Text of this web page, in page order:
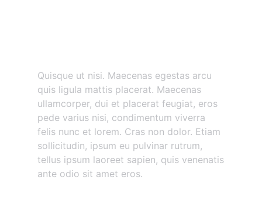
Quisque ut nisi. Maecenas egestas arcu
quis ligula mattis placerat. Maecenas
ullamcorper, dui et placerat feugiat, eros
pede varius nisi, condimentum viverra
felis nunc et lorem. Cras non dolor. Etiam
sollicitudin, ipsum eu pulvinar rutrum,
tellus ipsum laoreet sapien, quis venenatis
ante odio sit amet eros.